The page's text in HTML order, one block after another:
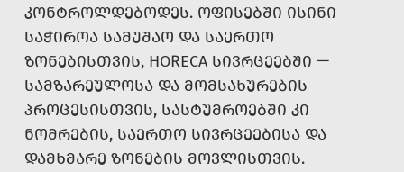
ᲙᲝᲜᲢᲠᲝᲚᲓᲔᲑᲝᲓᲔᲡ. ᲝᲤᲘᲡᲔᲑᲨᲘ ᲘᲡᲘᲜᲘ
ᲡᲐᲭᲘᲠᲝᲐ ᲡᲐᲛᲣᲨᲐᲝ ᲓᲐ ᲡᲐᲔᲠᲗᲝ
ᲖᲝᲜᲔᲑᲘᲡᲗᲕᲘᲡ, HORECA ᲡᲘᲕᲠᲪᲔᲔᲑᲨᲘ —
ᲡᲐᲛᲖᲐᲠᲔᲣᲚᲝᲡᲐ ᲓᲐ ᲛᲝᲛᲡᲐᲮᲣᲠᲔᲑᲘᲡ
ᲞᲠᲝᲪᲔᲡᲘᲡᲗᲕᲘᲡ, ᲡᲐᲡᲢᲣᲛᲠᲝᲔᲑᲨᲘ ᲙᲘ
ᲜᲝᲛᲠᲔᲑᲘᲡ, ᲡᲐᲔᲠᲗᲝ ᲡᲘᲕᲠᲪᲔᲔᲑᲘᲡᲐ ᲓᲐ
ᲓᲐᲛᲮᲛᲐᲠᲔ ᲖᲝᲜᲔᲑᲘᲡ ᲛᲝᲕᲚᲘᲡᲗᲕᲘᲡ.